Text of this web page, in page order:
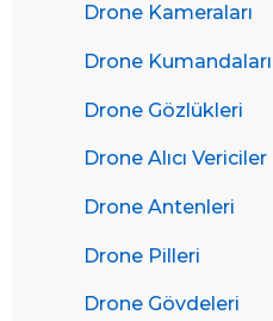
Drone Kameraları
Drone Kumandaları
Drone Gözlükleri
Drone Alıcı Vericiler
Drone Antenleri
Drone Pilleri
Drone Gövdeleri